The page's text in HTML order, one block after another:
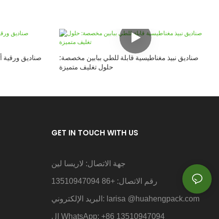
صناديق
صناديق نبيذ مغناطيسية قابلة للطي ببابين مخصصة:
حلول تغليف متميزة
GET IN TOUCH WITH US
جهة الاتصال: لاريسا لين
رقم الاتصال: +86 13510947094
البريد الإلكتروني: larisa @huahengpack.com
ال WhatsApp: +86 13510947094